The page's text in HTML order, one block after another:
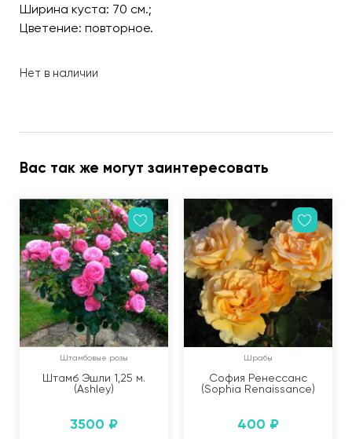
Ширина куста: 70 см.;
Цветение: повторное.
Нет в наличии
Вас так же могут заинтересовать
Штамбовые розы
Штамб Эшли 1,25 м.
(Ashley)
3500 ₽
Шрабы
София Ренессанс
(Sophia Renaissance)
400 ₽